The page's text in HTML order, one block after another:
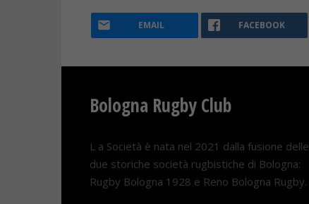
EMAIL FACEBOOK
Bologna Rugby Club
L a Società è nata nel 2021 dalla fusione delle
due storiche società rugbistiche di Bologna:
Rugby Bologna 1928 e Reno Bologna Rugby.